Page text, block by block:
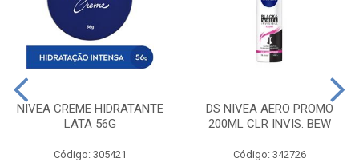
NIVEA CREME HIDRATANTE
LATA 56G
Código: 305421
DS NIVEA AERO PROMO
200ML CLR INVIS. BEW
Código: 342726